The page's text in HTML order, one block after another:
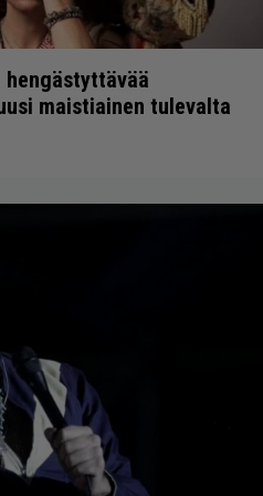
hengästyttävää
maistiainen tulevalta